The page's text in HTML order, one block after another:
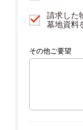
請求した
墓地資料
その他ご要望